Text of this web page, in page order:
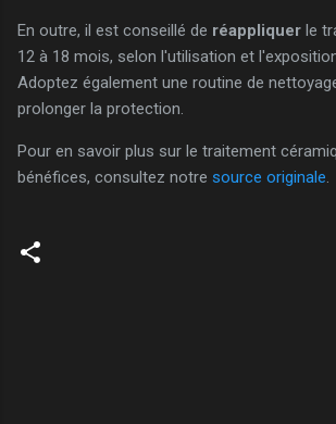
En outre, il est conseillé de réappliquer le
12 à 18 mois, selon l'utilisation et
Adoptez également une routine de
prolonger la protection.
Pour en savoir plus sur le traitement
bénéfices, consultez notre source originale.